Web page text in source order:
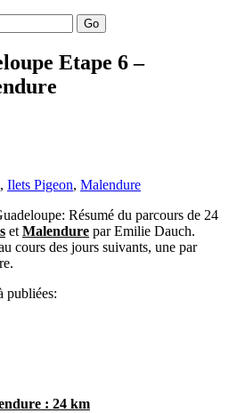
Go
Etape 6 –
, Ilets Pigeon, Malendure
Résumé du parcours de 24
et Malendure par Emilie Dauch.
cours des jours suivants, une par
publiées:
: 24 km